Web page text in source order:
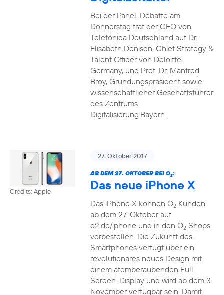
Bei der Panel-Debatte am
Donnerstag traf der CEO von
Telefónica Deutschland auf Dr.
Elisabeth Denison, Chief Strategy &
Talent Officer von Deloitte
Germany, und Prof. Dr. Manfred
Broy, Gründungspräsident sowie
wissenschaftlicher Geschäftsführer
des Zentrums
Digitalisierung.Bayern
Credits: Apple
27. Oktober 2017
AB DEM 27. OKTOBER BEI O2:
Das neue iPhone X
Das iPhone X können O2Kunden
ab dem 27. Oktober auf
o2.de/iphone und in den O2Shops
vorbestellen. Die Zukunft des
Smartphones verfügt über ein
revolutionäres neues Design mit
einem atemberaubenden Full
Screen-Display und wird ab dem 3.
November verfügbar sein. Damit